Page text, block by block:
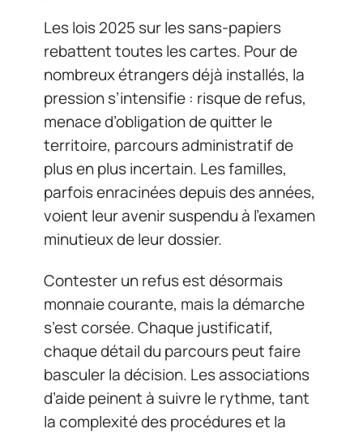
Les lois 2025 sur les sans-papiers
rebattent toutes les cartes. Pour de
nombreux étrangers déjà installés, la
pression s’intensifie : risque de refus,
menace d’obligation de quitter le
territoire, parcours administratif de
plus en plus incertain. Les familles,
parfois enracinées depuis des années,
voient leur avenir suspendu à l’examen
minutieux de leur dossier.
Contester un refus est désormais
monnaie courante, mais la démarche
s’est corsée. Chaque justificatif,
chaque détail du parcours peut faire
basculer la décision. Les associations
d’aide peinent à suivre le rythme, tant
la complexité des procédures et la